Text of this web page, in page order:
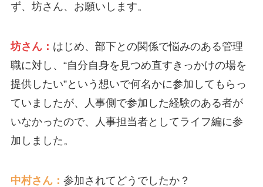
ず、坊さん、お願いします。
坊さん： はじめ、部下との関係で悩みのある管理
職に対し、“自分自身を見つめ直すきっかけの場を
提供したい”という想いで何名かに参加してもらっ
ていましたが、人事側で参加した経験のある者が
いなかったので、人事担当者としてライフ編に参
加しました。
中村さん： 参加されてどうでしたか？